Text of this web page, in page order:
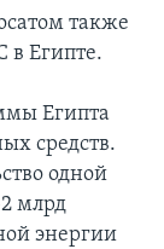
также
в Египте.
Египта
средств.
одной
млрд
энергии